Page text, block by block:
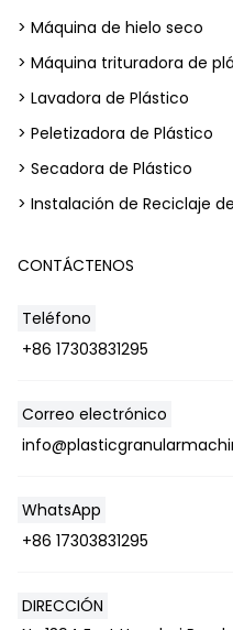
> Máquina de hielo seco
> Máquina trituradora de
> Lavadora de Plástico
> Peletizadora de Plástico
> Secadora de Plástico
> Instalación de Reciclaje
CONTÁCTENOS
Teléfono
+86 17303831295
Correo electrónico
WhatsApp
+86 17303831295
DIRECCIÓN